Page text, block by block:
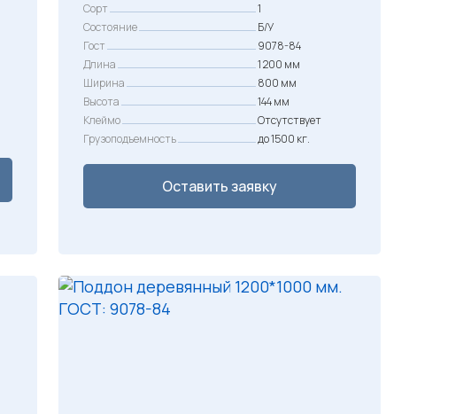
р
в
о
а
ч
а
л
я
ц
к
у
щ
я
ц
е
н
5
Сорт
1
Состояние
Б/У
Гост
9078-84
Длина
1 200 мм
Ширина
800 мм
Высота
144 мм
Клеймо
Отсутствует
Грузоподъемность
до 1500 кг.
Оставить заявку